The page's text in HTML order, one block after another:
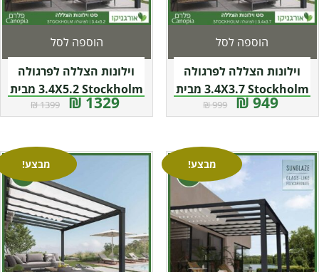
וילונות הצללה לפרגולה
3.4X3.7 Stockholm מבית
פלרם – Canopia
949 ₪
999 ₪
הוספה לסל
וילונות הצללה לפרגולה
3.4X5.2 Stockholm מבית
פלרם – Canopia
1329 ₪
1399 ₪
הוספה לסל
מבצע! מבצע!